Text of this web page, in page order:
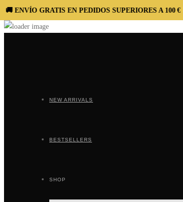
GRATIS EN PEDIDOS SUPERIORES A 100 € 🐰
NEW ARRIVALS
BESTSELLERS
SHOP